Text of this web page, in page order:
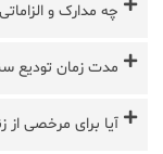
چه مدارک و
مدت زمان تودیع
آیا برای مرخصی از